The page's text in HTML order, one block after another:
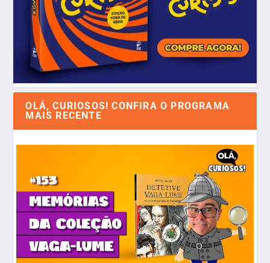
OLÁ, CURIOSOS! CONFIRA O PROGRAMA
MAIS RECENTE